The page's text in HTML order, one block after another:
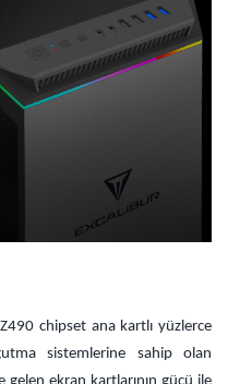
chipset ana kartlı yüzlerce
sistemlerine sahip olan